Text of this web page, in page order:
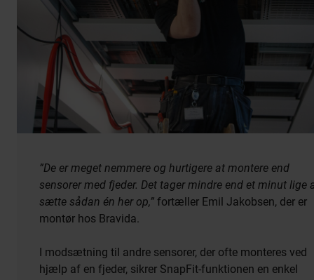
”De er meget nemmere og hurtigere at montere end
sensorer med fjeder. Det tager mindre end et minut lige
sætte sådan én her op,” fortæller Emil Jakobsen, der er
montør hos Bravida.
I modsætning til andre sensorer, der ofte monteres ved
hjælp af en fjeder, sikrer SnapFit-funktionen en enkel